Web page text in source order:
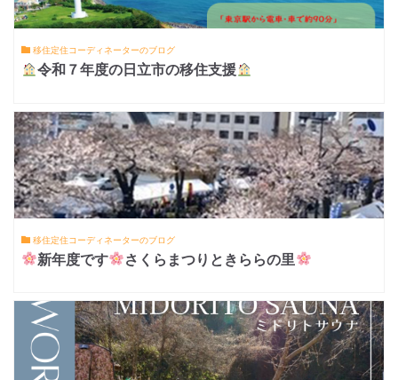
移住定住コーディネーターのブログ
令和７年度の日立市の移住支援
移住定住コーディネーターのブログ
新年度です さくらまつりときららの里